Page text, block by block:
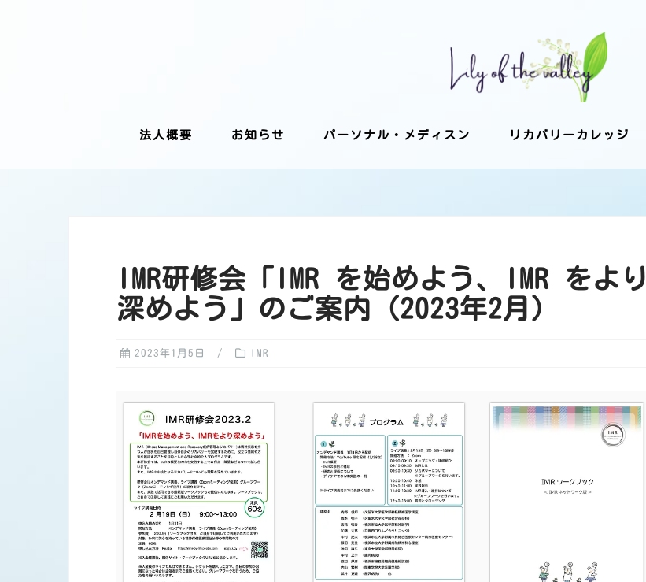
法人概要 お知らせ パーソナル・メディスン リカバリーカレッジ
IMR研修会「IMR を始めよう、IMR をより
深めよう」のご案内（2023年2月）
2023年1月5日 IMR